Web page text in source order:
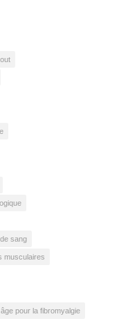
sang
musculaires
pour la fibromyalgie